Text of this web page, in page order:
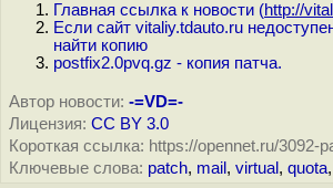
Главная ссылка к новости (http://
Если сайт vitaliy.tdauto.ru
найти копию
postfix2.0pvq.gz - копия патча.
Автор новости: -=VD=-
Лицензия: CC BY 3.0
Короткая ссылка: https://opennet.ru/3092-
Ключевые слова: patch, mail , virtual , quota,